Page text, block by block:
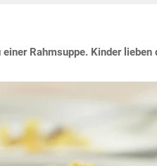
Rahmsuppe. Kinder lieben